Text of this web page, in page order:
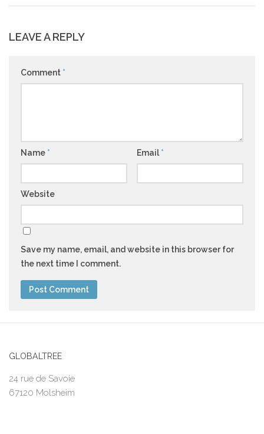
LEAVE A REPLY
Comment *
Name * Email *
Website
Save my name, email, and website in this browser for
the next time I comment.
GLOBALTREE
24 rue de Savoie
67120 Molsheim